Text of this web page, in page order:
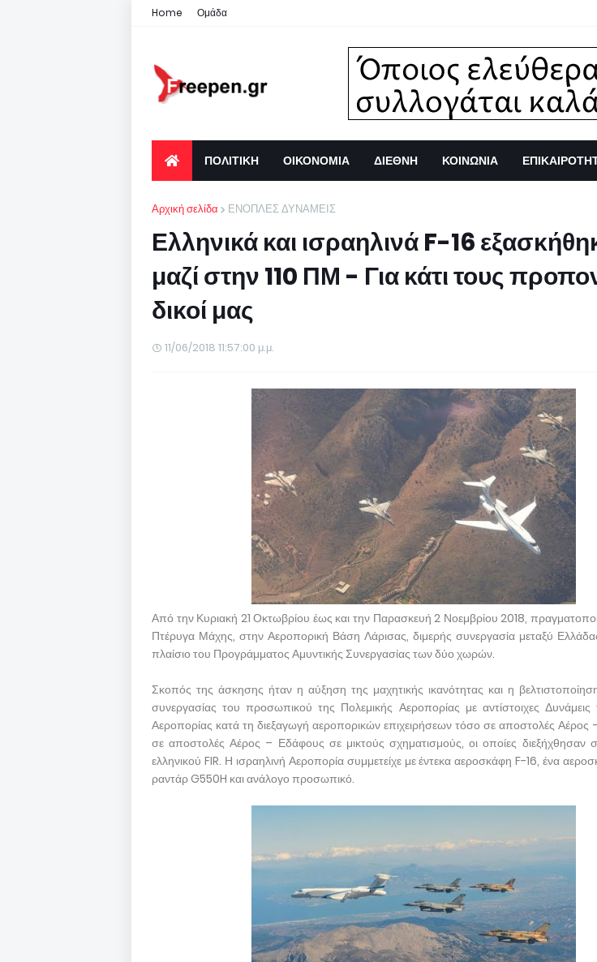
Home Ομάδα
ΠΟΛΙΤΙΚΗ ΟΙΚΟΝΟΜΙΑ ΔΙΕΘΝΗ ΚΟΙΝΩΝΙΑ
Αρχική σελίδα ΕΝΟΠΛΕΣ ΔΥΝΑΜΕΙΣ
Ελληνικά και ισραηλινά F-16
μαζί στην 110 ΠΜ - Για κάτι τους
δικοί μας
11/06/2018 11:57:00 μ.μ.
Από την Κυριακή 21 Οκτωβρίου έως και την Παρασκευή 2 Νοεμβρίου 2018,
Πτέρυγα Μάχης, στην Αεροπορική Βάση Λάρισας, διμερής συνεργασία μεταξύ
πλαίσιο του Προγράμματος Αμυντικής Συνεργασίας των δύο χωρών.
Σκοπός της άσκησης ήταν η αύξηση της μαχητικής ικανότητας και η
συνεργασίας του προσωπικού της Πολεμικής Αεροπορίας με αντίστοιχες Δυνάμεις
Αεροπορίας κατά τη διεξαγωγή αεροπορικών επιχειρήσεων τόσο σε αποστολές Αέρος
σε αποστολές Αέρος – Εδάφους σε μικτούς σχηματισμούς, οι οποίες διεξήχθησαν
ελληνικού FIR. Η ισραηλινή Αεροπορία συμμετείχε με έντεκα αεροσκάφη F-16, ένα
ραντάρ G550H και ανάλογο προσωπικό.